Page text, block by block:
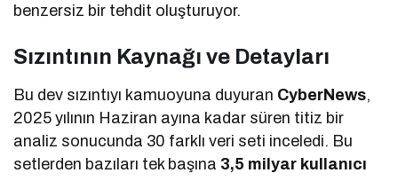
benzersiz bir tehdit oluşturuyor.
Sızıntının Kaynağı ve Detayları
Bu dev sızıntıyı kamuoyuna duyuran CyberNews,
2025 yılının Haziran ayına kadar süren titiz bir
analiz sonucunda 30 farklı veri seti inceledi. Bu
setlerden bazıları tek başına 3,5 milyar kullanıcı